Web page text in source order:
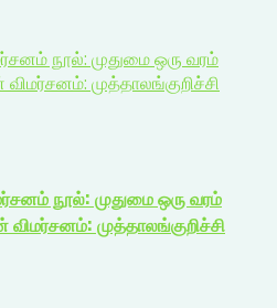
நூல்: முதுமை ஒரு வரம்
முத்தாலங்குறிச்சி
நூல்: முதுமை ஒரு வரம்
முத்தாலங்குறிச்சி